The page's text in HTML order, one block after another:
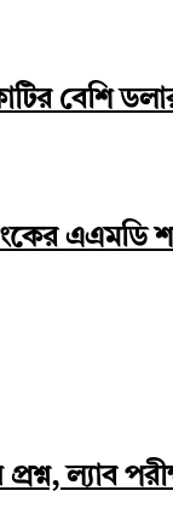
বেশি
এএমডি
প্রশ্ন, ল্যাব